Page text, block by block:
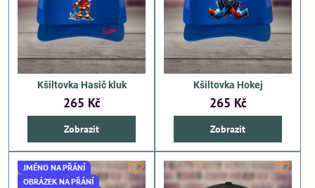
Kšiltovka Hasič kluk
265 Kč
Zobrazit
Kšiltovka Hokej
265 Kč
Zobrazit
JMÉNO NA PŘÁNÍ
OBRÁZEK NA PŘÁNÍ